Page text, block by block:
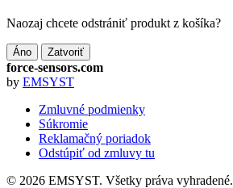
Naozaj chcete odstrániť produkt z košíka?
Áno Zatvoriť
force-sensors.com
by EMSYST
Zmluvné podmienky
Súkromie
Reklamačný poriadok
Odstúpiť od zmluvy tu
© 2026 EMSYST. Všetky práva vyhradené.